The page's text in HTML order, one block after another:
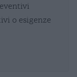
o esigenze